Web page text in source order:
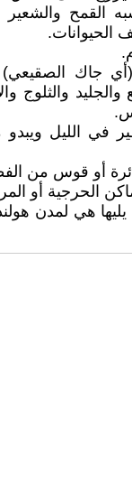
القمح
الحيوانات.
جاك الصقيعي)
والثلوج
في الليل
أو قوس من
الحرجية أو
يليها هي لمدن